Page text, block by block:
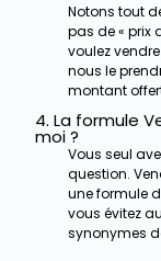
Notons tout
pas de « prix
voulez
nous le
montant
4. La formule
moi ?
Vous seul
question.
une formule
vous évitez
synonymes